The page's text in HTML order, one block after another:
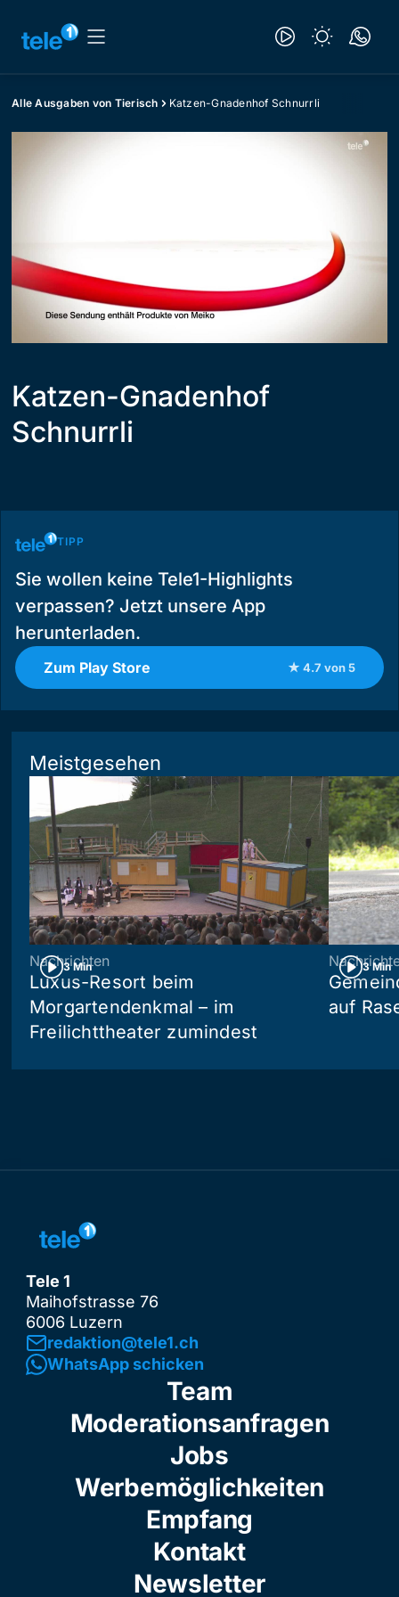
Alle Ausgaben von Tierisch Katzen-Gnadenhof Schnurrli
Katzen-Gnadenhof
Schnurrli
TIPP
Sie wollen keine Tele1-Highlights
verpassen? Jetzt unsere App
herunterladen.
Zum Play Store ★ 4.7 von 5
Meistgesehen
3 Min
Nachrichten
Luxus-Resort beim
Morgartendenkmal – im
Freilichttheater zumindest
3 Min
auf
Tele 1
Maihofstrasse 76
6006 Luzern
redaktion@tele1.ch
WhatsApp schicken
Team
Moderationsanfragen
Jobs
Werbemöglichkeiten
Empfang
Kontakt
Newsletter